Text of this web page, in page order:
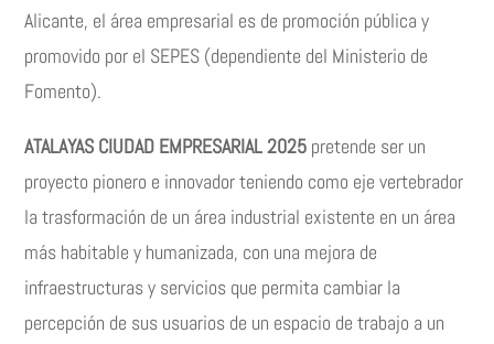
Alicante, el área empresarial es de promoción pública y
promovido por el SEPES (dependiente del Ministerio de
Fomento).
ATALAYAS CIUDAD EMPRESARIAL 2025 pretende ser un
proyecto pionero e innovador teniendo como eje vertebrador
la trasformación de un área industrial existente en un área
más habitable y humanizada, con una mejora de
infraestructuras y servicios que permita cambiar la
percepción de sus usuarios de un espacio de trabajo a un